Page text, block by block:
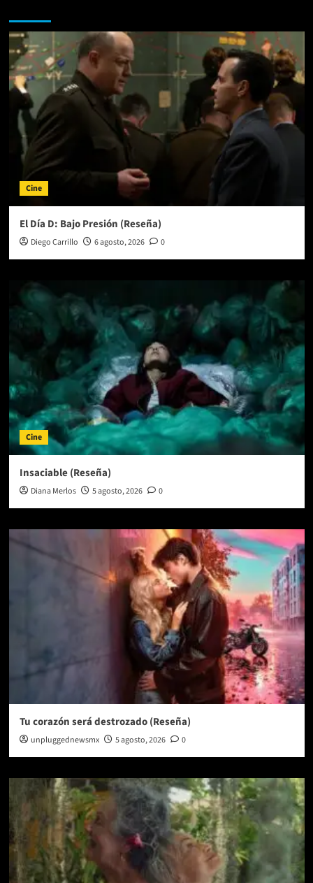
2:
Una
Nueva
Era
(Reseña)
Cine
El Día D: Bajo Presión (Reseña)
Diego Carrillo 6 agosto, 2026 0
Cine
Insaciable (Reseña)
Diana Merlos 5 agosto, 2026 0
Tu corazón será destrozado (Reseña)
unpluggednewsmx 5 agosto, 2026 0